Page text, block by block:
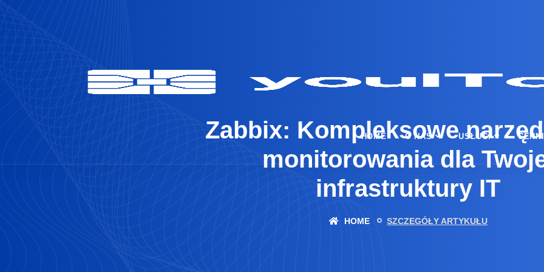
HOME O NAS USŁUGI
Zabbix: Kompleksowe
monitorowania dla
infrastruktury IT
HOME SZCZEGÓŁY ARTYKUŁU